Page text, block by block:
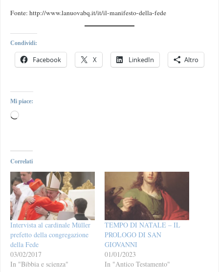
Fonte: http://www.lanuovabq.it/it/il-manifesto-della-fede
Condividi:
Facebook X LinkedIn Altro
Mi piace:
Correlati
Intervista al cardinale Müller
prefetto della congregazione
della Fede
03/02/2017
In "Bibbia e scienza"
TEMPO DI NATALE – IL
PROLOGO DI SAN
GIOVANNI
01/01/2023
In "Antico Testamento"